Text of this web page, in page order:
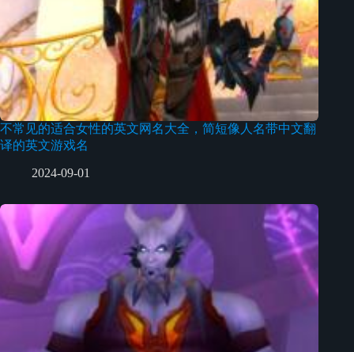
不常见的适合女性的英文网名大全，简短像人名带中文翻
译的英文游戏名
2024-09-01